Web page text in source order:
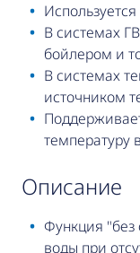
В системах
бойлером и
В системах
источником
температуру
описание
Функция "без
воды при